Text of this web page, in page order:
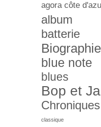
agora côte
album
batterie
blue note
blues
Bop et
Chroniques
classique